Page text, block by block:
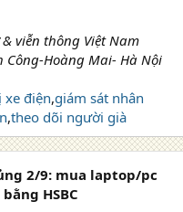
viễn thông Việt Nam
Công-Hoàng Mai- Hà Nội
xe điện,giám sát nhân
,theo dõi người già
2/9: mua laptop/pc
HSBC